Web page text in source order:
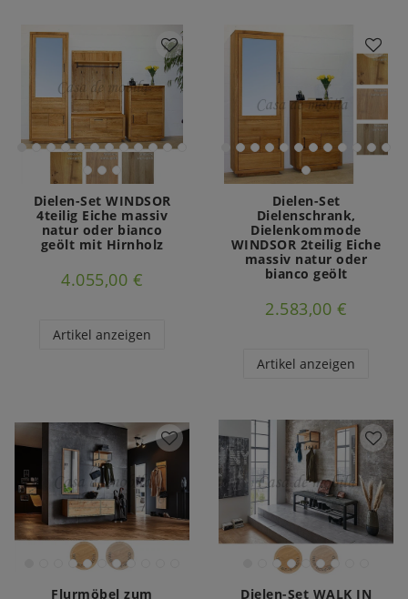
Dielen-Set WINDSOR
4teilig Eiche massiv
natur oder bianco
geölt mit Hirnholz
4.055,00 €
Artikel anzeigen
Dielen-Set
Dielenschrank,
Dielenkommode
WINDSOR 2teilig Eiche
massiv natur oder
bianco geölt
2.583,00 €
Artikel anzeigen
Flurmöbel zum
Dielen-Set WALK IN